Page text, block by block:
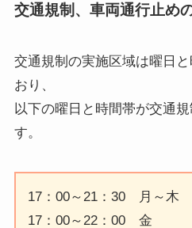
交通規制、車両通行止め
交通規制の実施区域は曜日
おり、
以下の曜日と時間帯が交通
す。
17：00～21：30 月～木
17：00～22：00 金